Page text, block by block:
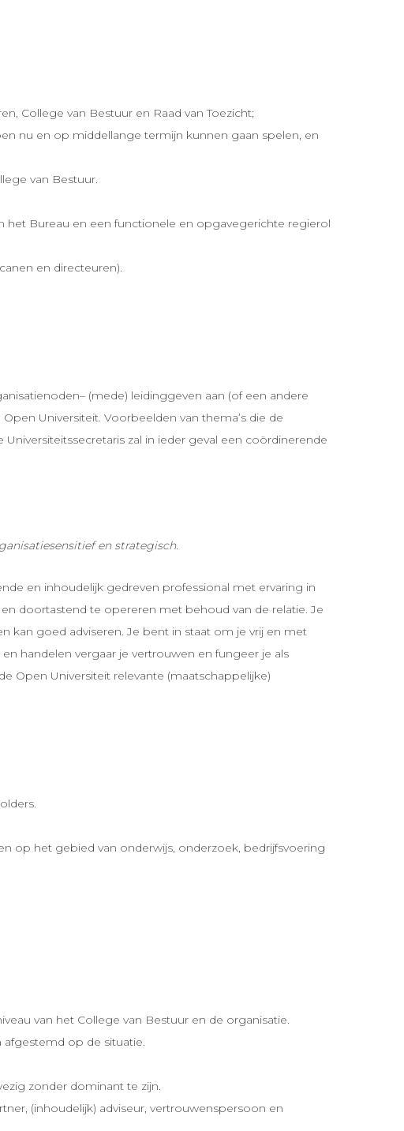
College van Bestuur en Raad van Toezicht;
nu en op middellange termijn kunnen gaan spelen, en
van Bestuur.
Bureau en een functionele en opgavegerichte regierol
en directeuren).
(mede) leidinggeven aan (of een andere
Universiteit. Voorbeelden van thema’s die de
zal in ieder geval een coördinerende
en strategisch.
en inhoudelijk gedreven professional met ervaring in
doortastend te opereren met behoud van de relatie. Je
kan goed adviseren. Je bent in staat om je vrij en met
handelen vergaar je vertrouwen en fungeer je als
Open Universiteit relevante (maatschappelijke)
op het gebied van onderwijs, onderzoek, bedrijfsvoering
van het College van Bestuur en de organisatie.
op de situatie.
zonder dominant te zijn.
(inhoudelijk) adviseur, vertrouwenspersoon en